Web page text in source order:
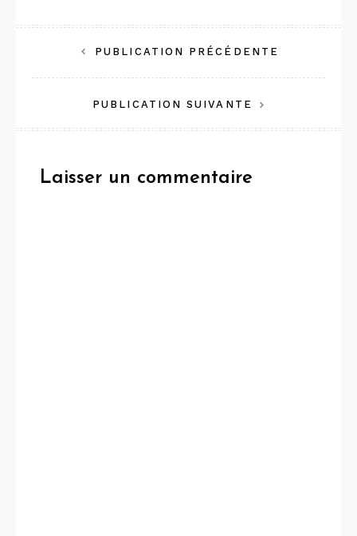
Navigation
de
l’article
PUBLICATION PRÉCÉDENTE
PUBLICATION SUIVANTE
Laisser un commentaire